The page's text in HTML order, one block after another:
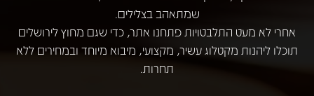
שמתאהב בצלילים.
אחרי לא מעט התלבטויות פתחנו אתר, כדי שגם מחוץ לירושלים
תוכלו ליהנות מקטלוג עשיר, מקצועי, מיבוא מיוחד ובמחירים ללא
תחרות.